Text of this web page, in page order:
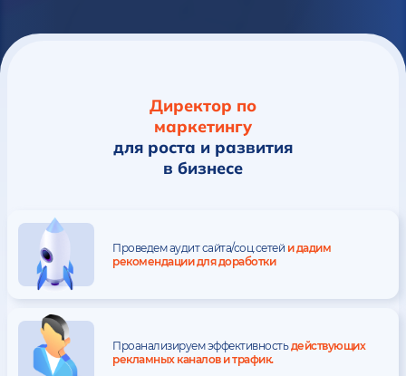
Директор по
маркетингу
для роста и развития
в бизнесе
Проведем аудит сайта/соц.сетей и дадим
рекомендации для доработки
Проанализируем эффективностьдействующих
рекламных каналов и трафик.